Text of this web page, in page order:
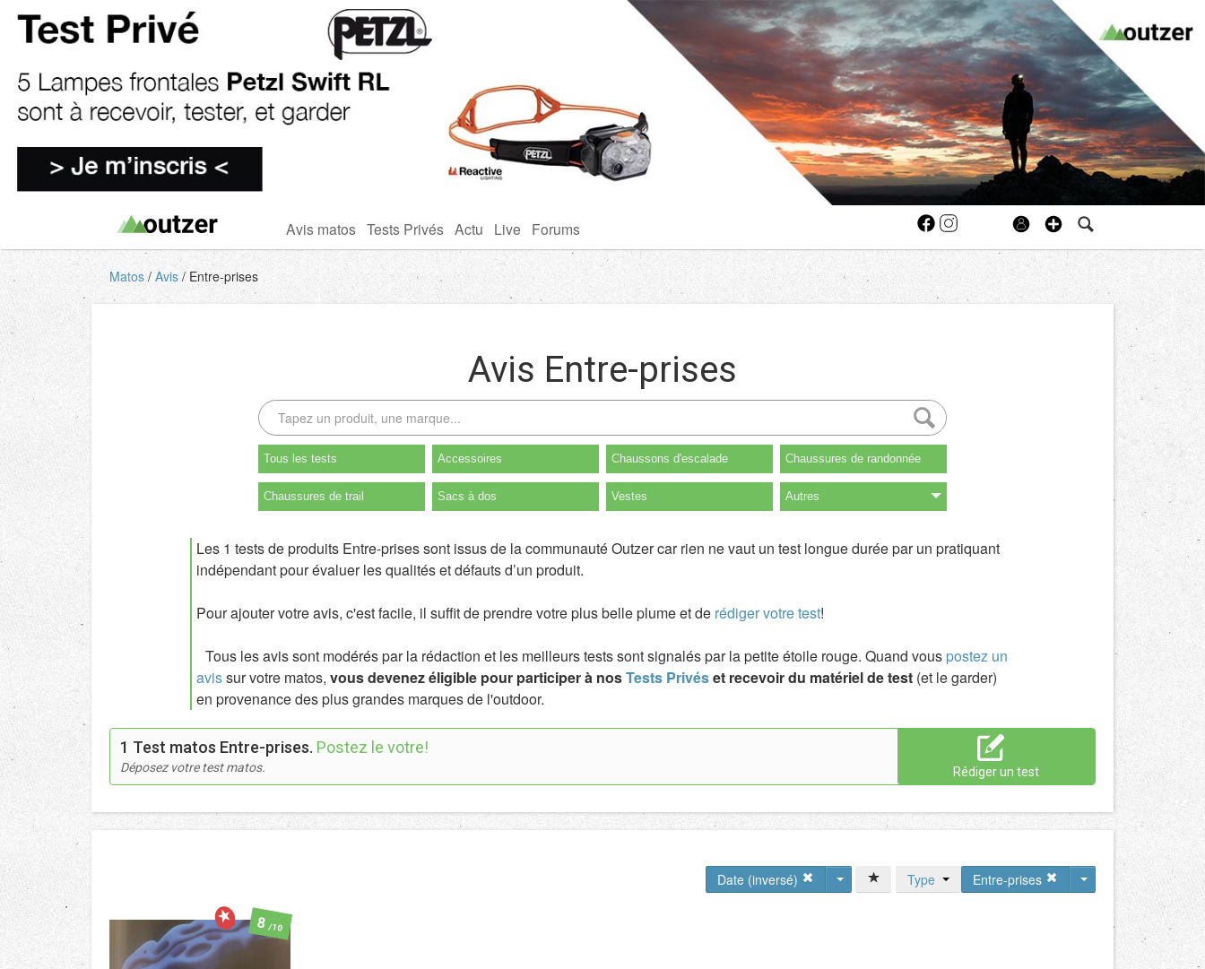
Avis matos Tests Privés Actu Live Forums
Matos Avis Entre-prises
Avis Entre-prises
Tous les tests Accessoires Chaussons d'escalade Chaussures de randonnée
Chaussures de trail Sacs à dos Vestes Autres
Les 1 tests de produits Entre-prises sont issus de la communauté Outzer car rien ne vaut un test longue durée par un pratiquant
indépendant pour évaluer les qualités et défauts d’un produit.
Pour ajouter votre avis, c'est facile, il suffit de prendre votre plus belle plume et de rédiger votre test!
Tous les avis sont modérés par la rédaction et les meilleurs tests sont signalés par la petite étoile rouge. Quand vous postez un
avissur votre matos, vous devenez éligible pour participer à nosTests Privéset recevoir du matériel de test (et le garder)
en provenance des plus grandes marques de l'outdoor.
1 Test matos Entre-prises. Postez le votre!
Déposez votre test matos. Rédiger un test
Date (inversé) Entre-prises
Type
8/10